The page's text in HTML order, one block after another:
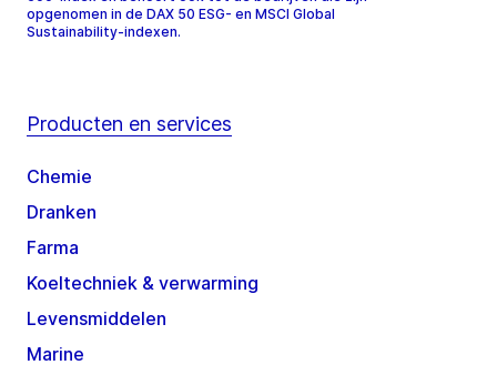
opgenomen in de DAX 50 ESG- en MSCI Global
Sustainability-indexen.
Producten en services
Chemie
Dranken
Farma
Koeltechniek & verwarming
Levensmiddelen
Marine